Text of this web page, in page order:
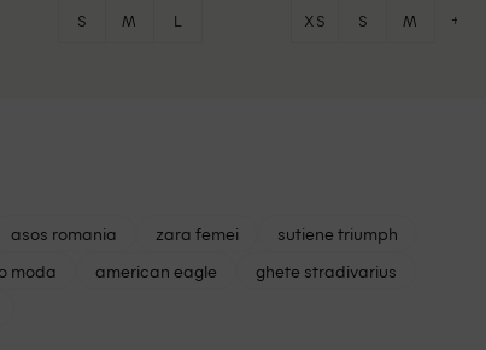
S M L XS S M +1
asos romania zara femei
sutiene triumph
moda american eagle
ghete stradivarius